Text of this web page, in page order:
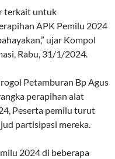
terkait untuk
APK Pemilu 2024
ujar Kompol
Rabu, 31/1/2024.
Petamburan Bp Agus
perapihan alat
Peserta pemilu turut
partisipasi mereka.
2024 di beberapa